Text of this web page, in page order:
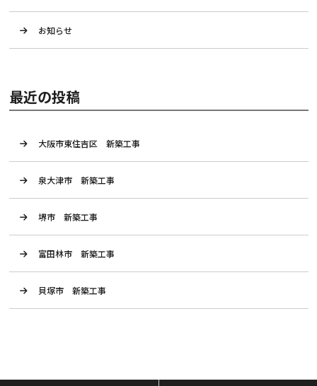
お知らせ
最近の投稿
大阪市東住吉区 新築工事
泉大津市 新築工事
堺市 新築工事
富田林市 新築工事
貝塚市 新築工事